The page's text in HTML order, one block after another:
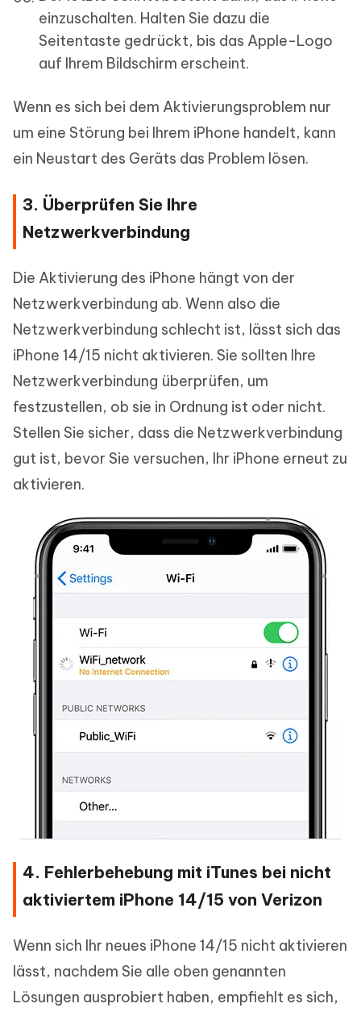
einzuschalten. Halten Sie dazu die
Seitentaste gedrückt, bis das Apple-Logo
auf Ihrem Bildschirm erscheint.
Wenn es sich bei dem Aktivierungsproblem nur
um eine Störung bei Ihrem iPhone handelt, kann
ein Neustart des Geräts das Problem lösen.
3. Überprüfen Sie Ihre
Netzwerkverbindung
Die Aktivierung des iPhone hängt von der
Netzwerkverbindung ab. Wenn also die
Netzwerkverbindung schlecht ist, lässt sich das
iPhone 14/15 nicht aktivieren. Sie sollten Ihre
Netzwerkverbindung überprüfen, um
festzustellen, ob sie in Ordnung ist oder nicht.
Stellen Sie sicher, dass die Netzwerkverbindung
gut ist, bevor Sie versuchen, Ihr iPhone erneut zu
aktivieren.
4. Fehlerbehebung mit iTunes bei nicht
aktiviertem iPhone 14/15 von Verizon
Wenn sich Ihr neues iPhone 14/15 nicht aktivieren
lässt, nachdem Sie alle oben genannten
Lösungen ausprobiert haben, empfiehlt es sich,